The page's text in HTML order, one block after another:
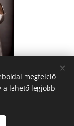
megfelelő
a lehető legjobb